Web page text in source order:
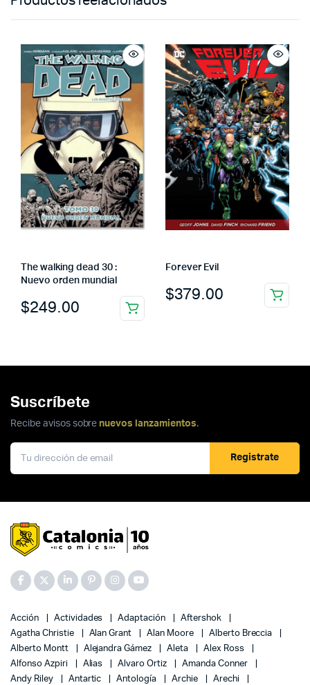
The walking dead 30 :
Nuevo orden mundial
$249.00
Forever Evil
$379.00
Suscríbete
Recibe avisos sobre nuevos lanzamientos.
Registrate
Acción Actividades Adaptación
Aftershok
Agatha Christie
Alan Grant Alan Moore
Alberto Breccia
Alberto Montt
Alejandra Gámez Aleta
Alex Ross
Alfonso Azpiri
Alias Alvaro Ortiz
Amanda Conner
Andy Riley
Antartic Antología Archie
Arechi